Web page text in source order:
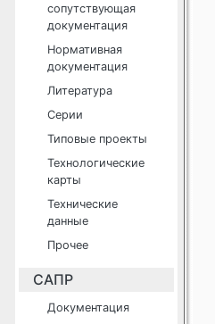
сопутствующая
документация
Нормативная
документация
Литература
Серии
Типовые проекты
Технологические
карты
Технические
данные
Прочее
САПР
Документация